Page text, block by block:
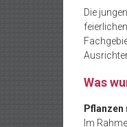
Die
Was
Pflanzen
Im